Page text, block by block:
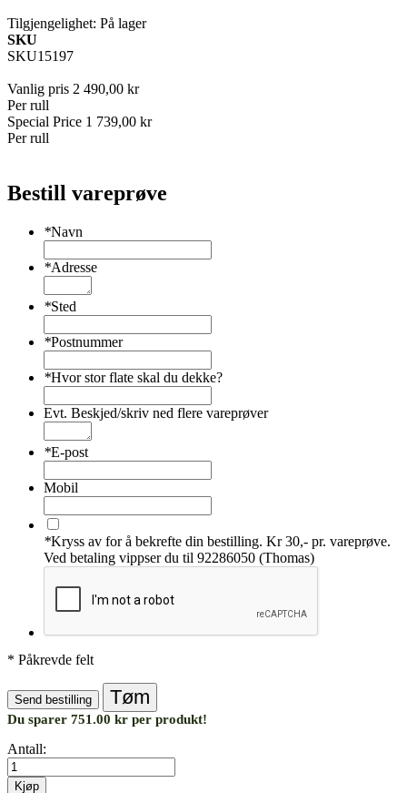
Tilgjengelighet: På lager
SKU
SKU15197
Vanlig pris 2 490,00 kr
Per rull
Special Price 1 739,00 kr
Per rull
Bestill vareprøve
*Navn
*Adresse
*Sted
*Postnummer
*Hvor stor flate skal du dekke?
Evt. Beskjed/skriv ned flere vareprøver
*E-post
Mobil
*Kryss av for å bekrefte din bestilling. Kr 30,- pr. vareprøve.
Ved betaling vippser du til 92286050 (Thomas)
* Påkrevde felt
Send bestilling Tøm
Du sparer 751.00 kr per produkt!
Antall:
Kjøp